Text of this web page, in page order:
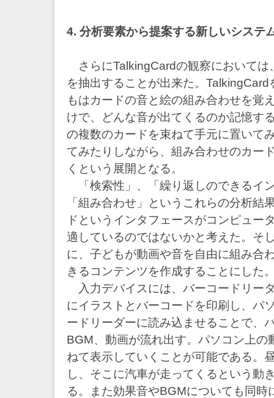
4. 分析要素から提案する新しいシステ
さらにTalkingCardの観察においては
を抽出することが出来た。
もはカードの音と絵の組み合わせを覚
けで、どんな音が出てくるのか記憶す
の複数のカードを束ねて手元に置いて
てみたりしながら、組み合わせのカー
くという展開となる。
「検索性」、「繰り返しのできるイ
「組み合わせ」というこれらの分析結
ドというインタフェースがコンピュー
適しているのではないかと考えた。そ
に、子どもが動画や音を自由に組み合
きるコンテンツを作成することにした
入力デバイスには、バーコードリー
にイラストとバーコードを印刷し、パ
ードリーダーに読み込ませることで、
BGM、動画が流れ出す。パソコン上の
ねて表示していくことが可能である。
し、そこに汽車が走ってくるという動
る。また効果音やBGMについても同時